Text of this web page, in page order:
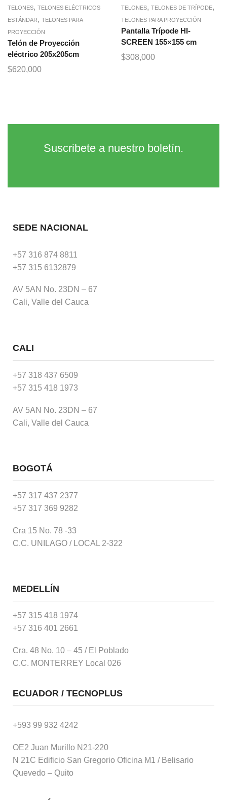
TELONES, TELONES ELÉCTRICOS
ESTÁNDAR, TELONES PARA
PROYECCIÓN
Telón de Proyección
eléctrico 205x205cm
$620,000
TELONES, TELONES DE TRÍPODE,
TELONES PARA PROYECCIÓN
Pantalla Trípode HI-
SCREEN 155×155 cm
$308,000
Suscribete a nuestro boletín.
SEDE NACIONAL
+57 316 874 8811
+57 315 6132879
AV 5AN No. 23DN – 67
Cali, Valle del Cauca
CALI
+57 318 437 6509
+57 315 418 1973
AV 5AN No. 23DN – 67
Cali, Valle del Cauca
BOGOTÁ
+57 317 437 2377
+57 317 369 9282
Cra 15 No. 78 -33
C.C. UNILAGO / LOCAL 2-322
MEDELLÍN
+57 315 418 1974
+57 316 401 2661
Cra. 48 No. 10 – 45 / El Poblado
C.C. MONTERREY Local 026
ECUADOR / TECNOPLUS
+593 99 932 4242
OE2 Juan Murillo N21-220
N 21C Edificio San Gregorio Oficina M1 / Belisario
Quevedo – Quito